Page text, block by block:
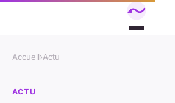
Accueil›Actu
ACTU